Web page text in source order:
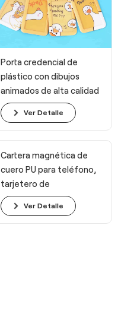
Porta credencial de
plástico con dibujos
animados de alta calidad
Foska para estudiantes
Ver Detalle
Cartera magnética de
cuero PU para teléfono,
tarjetero de
identificación y crédito
Ver Detalle